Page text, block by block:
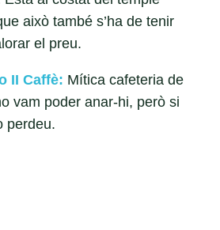
això també s’ha de tenir
el preu.
II Caffè: Mítica cafeteria de
vam poder anar-hi, però si
perdeu.